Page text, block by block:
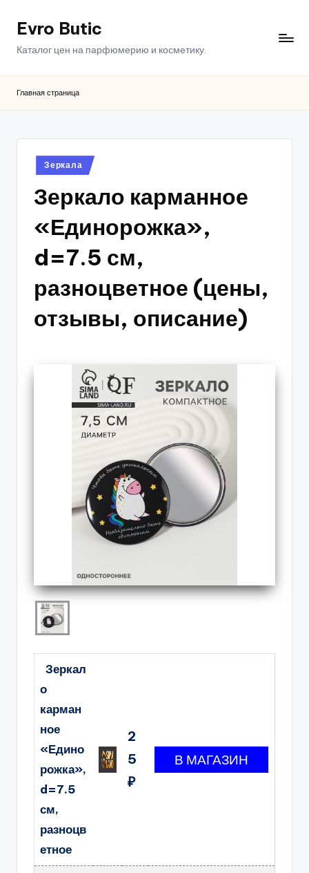
ПерейтиEvro Butic
Каталог цен на парфюмерию и косметику.
Главная страница
Опубликовано
в
Зеркала
Зеркало карманное
«Единорожка»,
d=7.5 см,
разноцветное (цены,
отзывы, описание)
Зеркал
о
карман
ное
«Едино
рожка»,
d=7.5
см,
разноцв
етное
2
5
₽